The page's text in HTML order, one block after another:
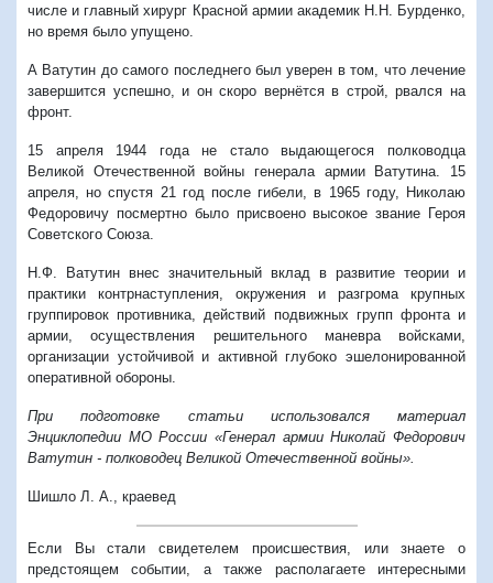
числе и главный хирург Красной армии академик Н.Н. Бурденко,
но время было упущено.
А Ватутин до самого последнего был уверен в том, что лечение
завершится успешно, и он скоро вернётся в строй, рвался на
фронт.
15 апреля 1944 года не стало выдающегося полководца
Великой Отечественной войны генерала армии Ватутина. 15
апреля, но спустя 21 год после гибели, в 1965 году, Николаю
Федоровичу посмертно было присвоено высокое звание Героя
Советского Союза.
Н.Ф. Ватутин внес значительный вклад в развитие теории и
практики контрнаступления, окружения и разгрома крупных
группировок противника, действий подвижных групп фронта и
армии, осуществления решительного маневра войсками,
организации устойчивой и активной глубоко эшелонированной
оперативной обороны.
При подготовке статьи использовался материал
Энциклопедии МО России «Генерал армии Николай Федорович
Ватутин - полководец Великой Отечественной войны».
Шишло Л. А., краевед
Если Вы стали свидетелем происшествия, или знаете о
предстоящем событии, а также располагаете интересными